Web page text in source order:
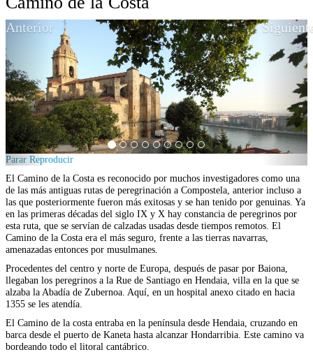
Anterior
Parar Reproducir
El Camino de la Costa es reconocido por muchos investigadores como una
de las más antiguas rutas de peregrinación a Compostela, anterior incluso a
las que posteriormente fueron más exitosas y se han tenido por genuinas. Ya
en las primeras décadas del siglo IX y X hay constancia de peregrinos por
esta ruta, que se servían de calzadas usadas desde tiempos remotos. El
Camino de la Costa era el más seguro, frente a las tierras navarras,
amenazadas entonces por musulmanes.
Procedentes del centro y norte de Europa, después de pasar por Baiona,
llegaban los peregrinos a la Rue de Santiago en Hendaia, villa en la que se
alzaba la Abadía de Zubernoa. Aquí, en un hospital anexo citado en hacia
1355 se les atendía.
El Camino de la costa entraba en la península desde Hendaia, cruzando en
barca desde el puerto de Kaneta hasta alcanzar Hondarribia. Este camino va
bordeando todo el litoral cantábrico.